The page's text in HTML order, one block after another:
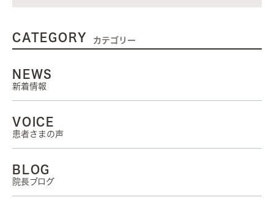
CATEGORY カテゴリー
NEWS
新着情報
VOICE
患者さまの声
BLOG
院長ブログ